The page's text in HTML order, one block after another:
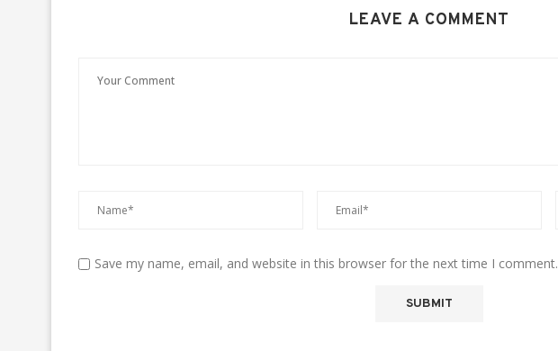
LEAVE A COMMENT
Save my name, email, and website in this browser for the next time I comment.